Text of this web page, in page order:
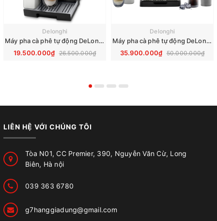
Delonghi
Máy pha cà phê tự động DeLonghi Dinamica ECAM 353.75.B
19.500.000₫ 26.500.000₫
Delonghi
Máy pha cà phê tự động DeLonghi ECAM Eletta Explore 450.86.T
35.900.000₫ 50.000.000₫
LIÊN HỆ VỚI CHÚNG TÔI
Tòa N01, CC Premier, 390, Nguyễn Văn Cừ, Long
Biên, Hà nội
039 363 6780
g7hanggiadung@gmail.com